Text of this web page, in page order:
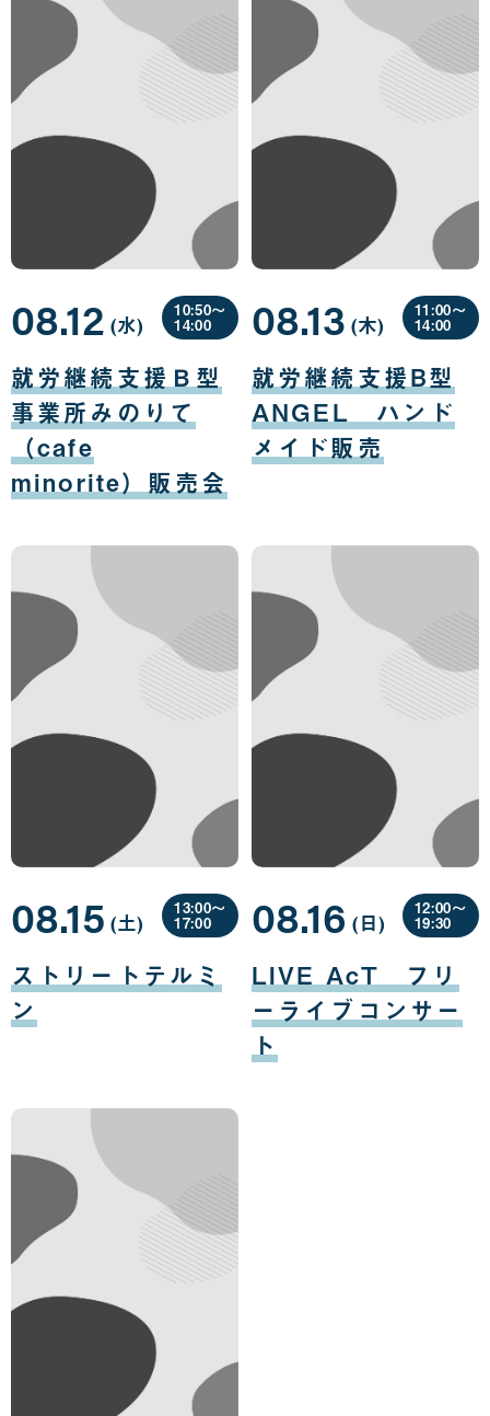
就労継続支援Ｂ型
事業所みのりて
（cafe
minorite）販売会
08.12
月
12
日
(水曜
日
)
10:50〜
14:00
就労継続支援B型
ANGEL ハンド
メイド販売
08.13
月
13
日
(木曜
日
)
11:00〜
14:00
ストリートテルミ
ン
08.15
月
15
日
(土曜
日
)
13:00〜
17:00
LIVE AcT フリ
ーライブコンサー
ト
08.16
月
16
日
(日曜
日
)
12:00〜
19:30